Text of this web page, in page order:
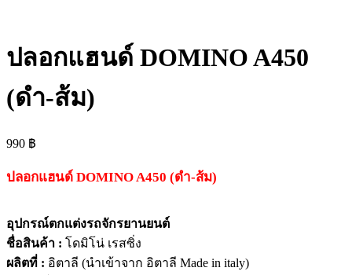
ปลอกแฮนด์ DOMINO A450
(ดำ-ส้ม)
990 ฿
ปลอกแฮนด์ DOMINO A450 (ดำ-ส้ม)
อุปกรณ์ตกแต่งรถจักรยานยนต์
ชื่อสินค้า : โดมิโน่ เรสซิ่ง
ผลิตที่ : อิตาลี (นำเข้าจาก อิตาลี Made in italy)